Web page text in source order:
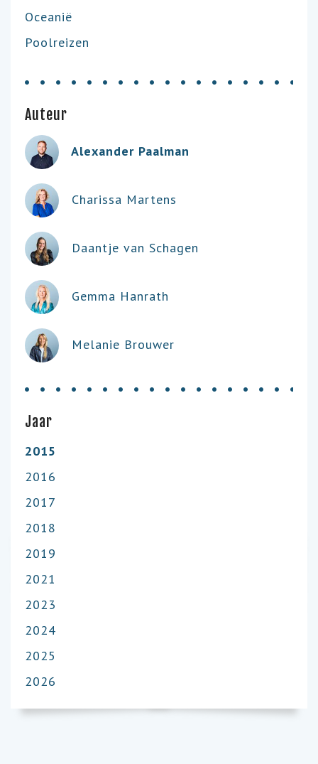
Oceanië
Poolreizen
Auteur
Alexander Paalman
Charissa Martens
Daantje van Schagen
Gemma Hanrath
Melanie Brouwer
Jaar
2015
2016
2017
2018
2019
2021
2023
2024
2025
2026